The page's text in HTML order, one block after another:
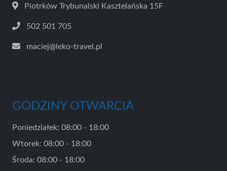
Piotrków Trybunalski Kasztelańska 15F
502 501 705
maciej@leko-travel.pl
GODZINY OTWARCIA
Poniedziałek: 08:00 - 18:00
Wtorek: 08:00 - 18:00
Środa: 08:00 - 18:00